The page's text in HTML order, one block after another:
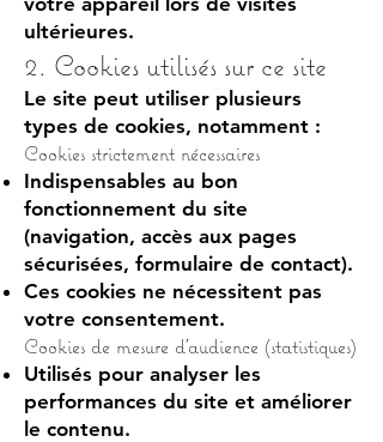
ultérieures.
2. Cookies utilisés sur ce site
Le site peut utiliser plusieurs
types de cookies, notamment :
Cookies strictement nécessaires
Indispensables au bon
fonctionnement du site
(navigation, accès aux pages
sécurisées, formulaire de contact).
Ces cookies ne nécessitent pas
votre consentement.
Cookies de mesure d’audience (statistiques)
Utilisés pour analyser les
performances du site et améliorer
le contenu.